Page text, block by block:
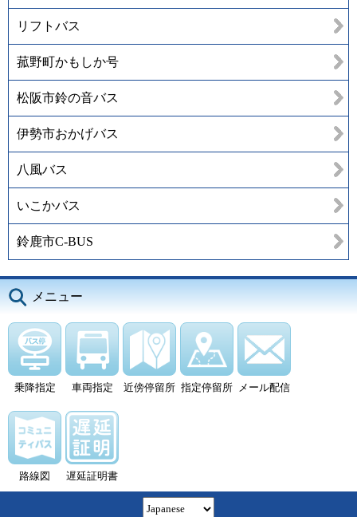
リフトバス
菰野町かもしか号
松阪市鈴の音バス
伊勢市おかげバス
八風バス
いこかバス
鈴鹿市C-BUS
メニュー
乗降指定 車両指定 近傍停留所 指定停留所 メール配信
路線図 遅延証明書